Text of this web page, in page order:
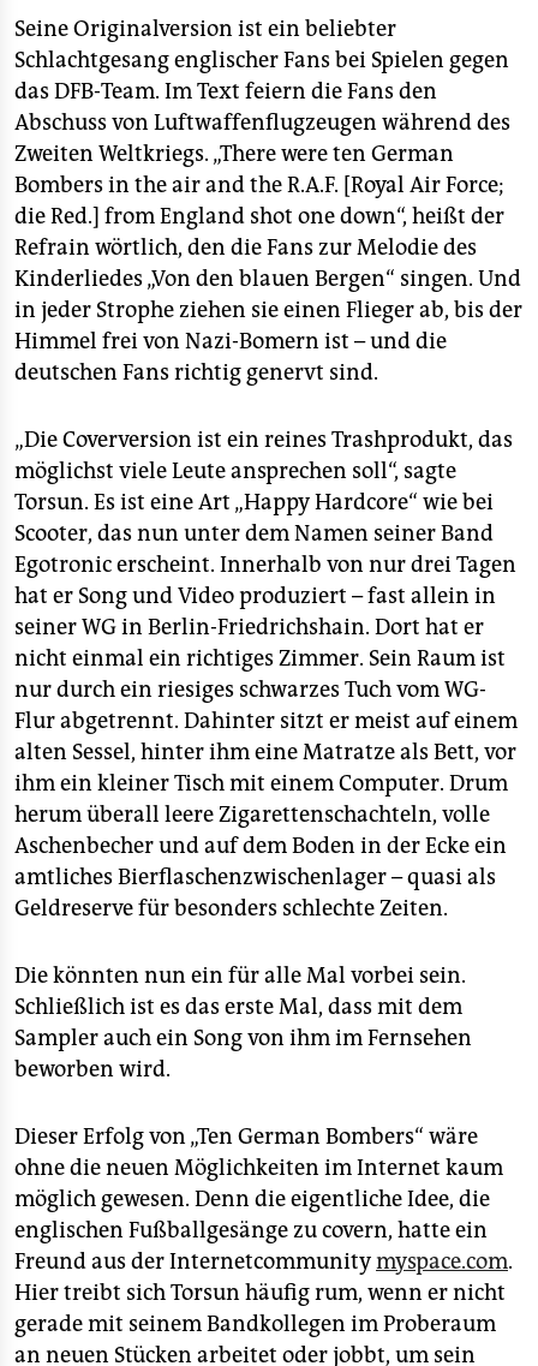
Seine Originalversion ist ein beliebter
Schlachtgesang englischer Fans bei Spielen gegen
das DFB-Team. Im Text feiern die Fans den
Abschuss von Luftwaffenflugzeugen während des
Zweiten Weltkriegs. „There were ten German
Bombers in the air and the R.A.F. [Royal Air Force;
die Red.] from England shot one down“, heißt der
Refrain wörtlich, den die Fans zur Melodie des
Kinderliedes „Von den blauen Bergen“ singen. Und
in jeder Strophe ziehen sie einen Flieger ab, bis der
Himmel frei von Nazi-Bomern ist – und die
deutschen Fans richtig genervt sind.
„Die Coverversion ist ein reines Trashprodukt, das
möglichst viele Leute ansprechen soll“, sagte
Torsun. Es ist eine Art „Happy Hardcore“ wie bei
Scooter, das nun unter dem Namen seiner Band
Egotronic erscheint. Innerhalb von nur drei Tagen
hat er Song und Video produziert – fast allein in
seiner WG in Berlin-Friedrichshain. Dort hat er
nicht einmal ein richtiges Zimmer. Sein Raum ist
nur durch ein riesiges schwarzes Tuch vom WG-
Flur abgetrennt. Dahinter sitzt er meist auf einem
alten Sessel, hinter ihm eine Matratze als Bett, vor
ihm ein kleiner Tisch mit einem Computer. Drum
herum überall leere Zigarettenschachteln, volle
Aschenbecher und auf dem Boden in der Ecke ein
amtliches Bierflaschenzwischenlager – quasi als
Geldreserve für besonders schlechte Zeiten.
Die könnten nun ein für alle Mal vorbei sein.
Schließlich ist es das erste Mal, dass mit dem
Sampler auch ein Song von ihm im Fernsehen
beworben wird.
Dieser Erfolg von „Ten German Bombers“ wäre
ohne die neuen Möglichkeiten im Internet kaum
möglich gewesen. Denn die eigentliche Idee, die
englischen Fußballgesänge zu covern, hatte ein
Freund aus der Internetcommunitymyspace.com.
Hier treibt sich Torsun häufig rum, wenn er nicht
gerade mit seinem Bandkollegen im Proberaum
an neuen Stücken arbeitet oder jobbt, um sein